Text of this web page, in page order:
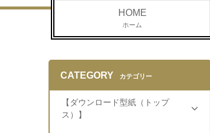
HOME
ホーム
CATEGORY カテゴリー
【ダウンロード型紙（トップ
ス）】